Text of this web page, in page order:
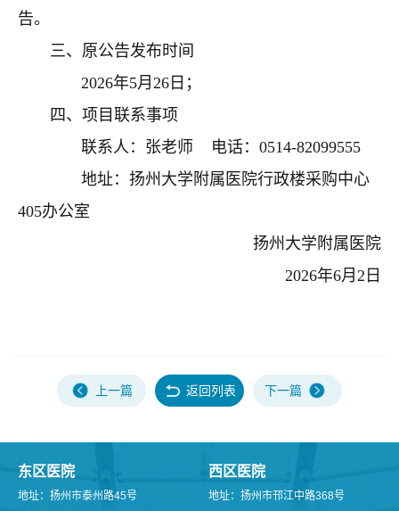
告。
三、原公告发布时间
2026年5月26日；
四、项目联系事项
联系人：张老师 电话：0514-82099555
地址：扬州大学附属医院行政楼采购中心
405办公室
扬州大学附属医院
2026年6月2日
上一篇 返回列表 下一篇
东区医院
地址：扬州市泰州路45号
西区医院
地址：扬州市邗江中路368号